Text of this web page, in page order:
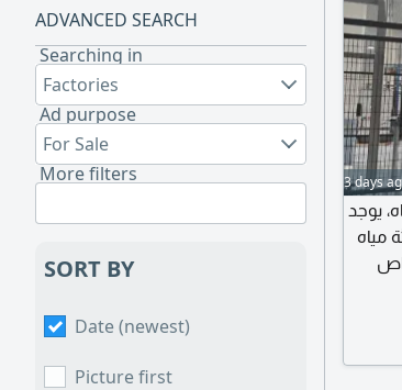
ADVANCED SEARCH
Searching in
Factories
Ad purpose
For Sale
More filters
SORT BY
Date (newest)
Picture first
3 days
يوجد
مياه